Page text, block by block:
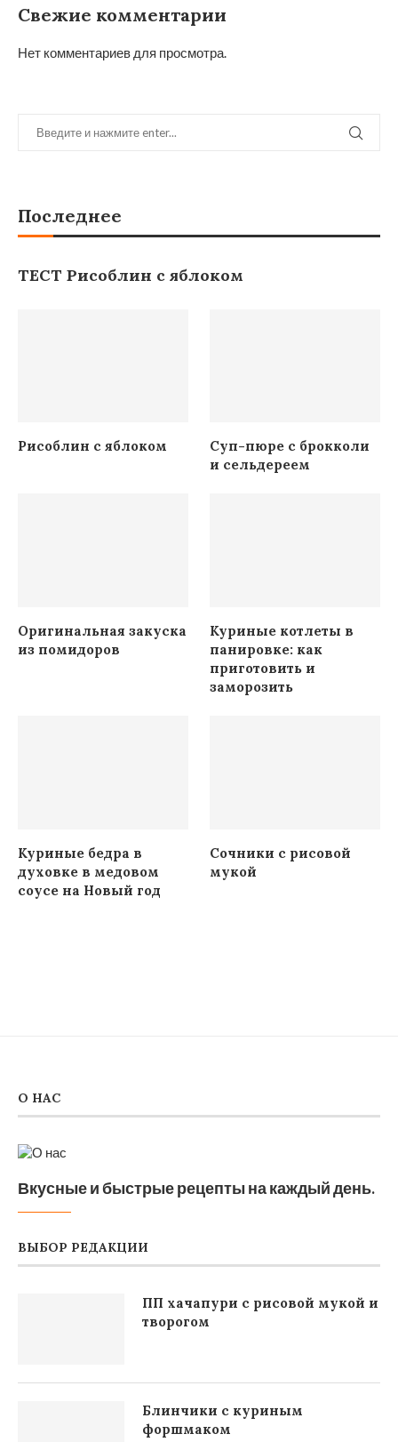
Свежие комментарии
Нет комментариев для просмотра.
Последнее
ТЕСТ Рисоблин с яблоком
Рисоблин с яблоком
Суп-пюре с брокколи
и сельдереем
Оригинальная закуска
из помидоров
Куриные котлеты в
панировке: как
приготовить и
заморозить
Куриные бедра в
духовке в медовом
соусе на Новый год
Сочники с рисовой
мукой
О НАС
Вкусные и быстрые рецепты на каждый день.
ВЫБОР РЕДАКЦИИ
ПП хачапури с рисовой мукой и
творогом
Блинчики с куриным
форшмаком